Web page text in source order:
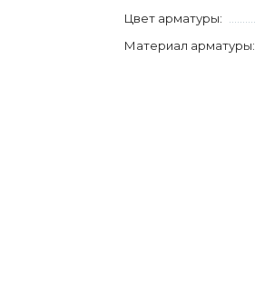
Цвет арматуры:
Материал арматуры: